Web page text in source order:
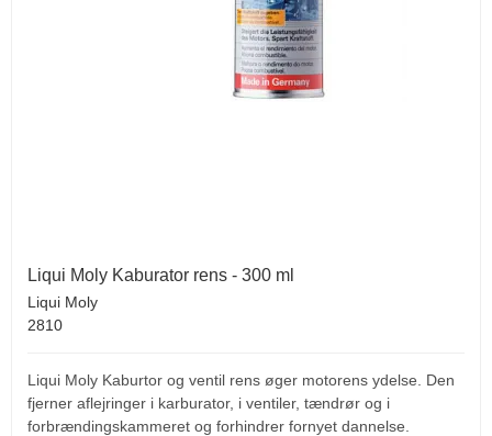
Liqui Moly Kaburator rens - 300 ml
Liqui Moly
2810
Liqui Moly Kaburtor og ventil rens øger motorens ydelse. Den
fjerner aflejringer i karburator, i ventiler, tændrør og i
forbrændingskammeret og forhindrer fornyet dannelse.